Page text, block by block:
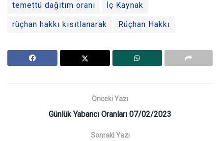
temettü dağıtım oranı İç Kaynak
rüçhan hakkı kısıtlanarak Rüçhan Hakkı
Önceki Yazı
Günlük Yabancı Oranları 07/02/2023
Sonraki Yazı